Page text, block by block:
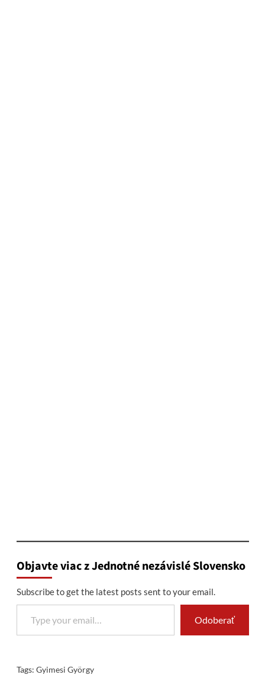
Objavte viac z Jednotné nezávislé Slovensko
Subscribe to get the latest posts sent to your email.
Type your email…
Odoberať
Tags: Gyimesi György